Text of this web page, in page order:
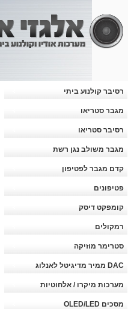
רסיבר קולנוע ביתי
מגבר סטריאו
רסיבר סטריאו
מגבר משולב נגן רשת
קדם מגבר לפטיפון
פטיפונים
קומפקט דיסק
רמקולים
סטרימר מוזיקה
DAC ממיר מדיגיטל לאנלוג
מערכות מיקרו / אלחוטיות
מסכים OLED/LED